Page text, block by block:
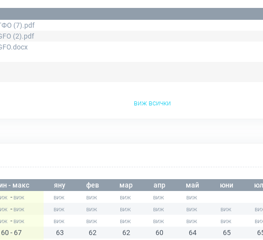
(7).pdf
(2).pdf
виж всички
- макс яну фев мар апр май юни
-
-
-
60 - 67 63 62 62 60 64 65